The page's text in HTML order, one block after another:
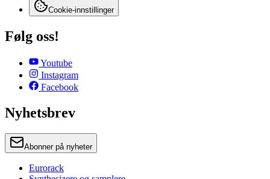
Cookie-innstillinger
Følg oss!
Youtube
Instagram
Facebook
Nyhetsbrev
Abonner på nyheter
Eurorack